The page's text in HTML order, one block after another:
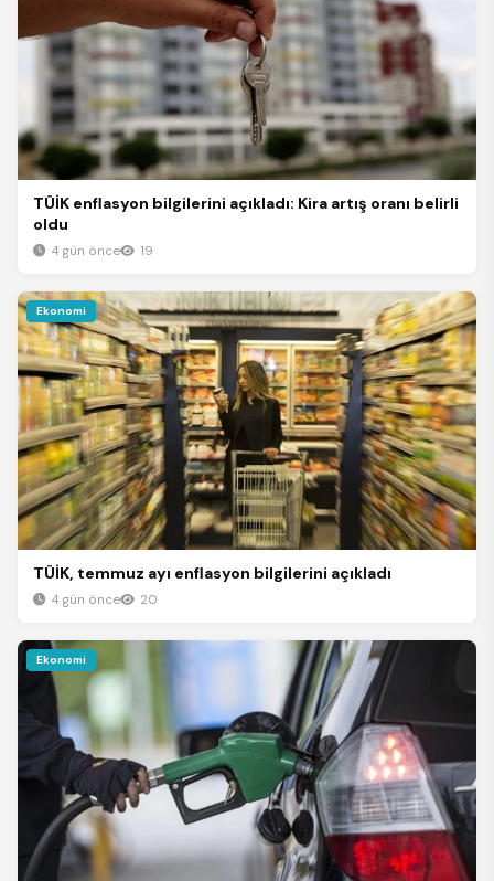
TÜİK enflasyon bilgilerini açıkladı: Kira artış oranı belirli
oldu
4 gün önce 19
Ekonomi
TÜİK, temmuz ayı enflasyon bilgilerini açıkladı
4 gün önce 20
Ekonomi